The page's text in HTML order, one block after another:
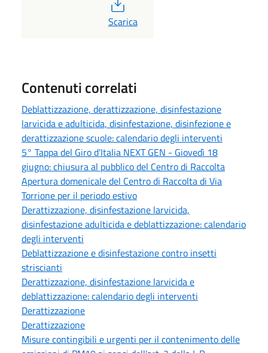
PDF
Scarica
Contenuti correlati
Deblattizzazione, derattizzazione, disinfestazione
larvicida e adulticida, disinfestazione, disinfezione e
derattizzazione scuole: calendario degli interventi
5° Tappa del Giro d'Italia NEXT GEN - Giovedì 18
giugno: chiusura al pubblico del Centro di Raccolta
Apertura domenicale del Centro di Raccolta di Via
Torrione per il periodo estivo
Derattizzazione, disinfestazione larvicida,
disinfestazione adulticida e deblattizzazione: calendario
degli interventi
Deblattizzazione e disinfestazione contro insetti
striscianti
Derattizzazione, disinfestazione larvicida e
deblattizzazione: calendario degli interventi
Derattizzazione
Derattizzazione
Misure contingibili e urgenti per il contenimento delle